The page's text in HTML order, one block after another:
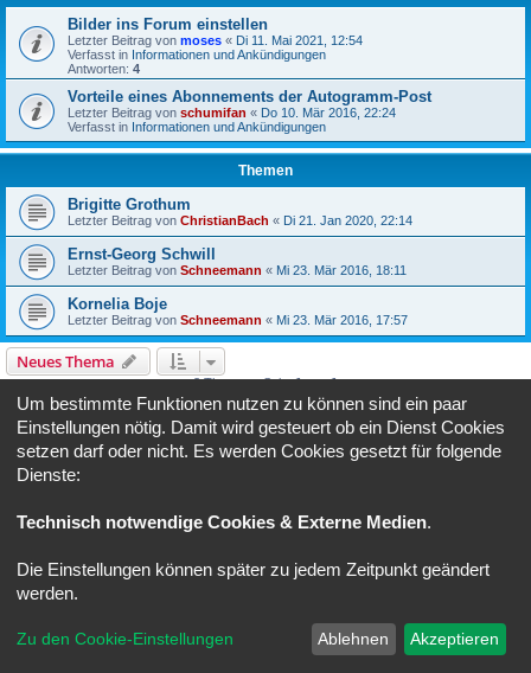
Bilder ins Forum einstellen
Letzter Beitrag von moses « Di 11. Mai 2021, 12:54
Verfasst in Informationen und Ankündigungen
Antworten: 4
Vorteile eines Abonnements der Autogramm-Post
Letzter Beitrag von schumifan « Do 10. Mär 2016, 22:24
Verfasst in Informationen und Ankündigungen
Themen
Brigitte Grothum
Letzter Beitrag von ChristianBach « Di 21. Jan 2020, 22:14
Ernst-Georg Schwill
Letzter Beitrag von Schneemann « Mi 23. Mär 2016, 18:11
Kornelia Boje
Letzter Beitrag von Schneemann « Mi 23. Mär 2016, 17:57
Neues Thema
3 Themen • Seite1von1
Gehe zu
BERECHTIGUNGEN IN DIESEM FORUM
Du darfst deine Beiträge in diesem Forumnicht ändern.
Foren-Übersicht Alle Zeiten sindUTC+02:00
® Forum Software © phpBB Limited
Deutsche Übersetzung durchphpBB.de
Um bestimmte Funktionen nutzen zu können sind ein paar
Einstellungen nötig. Damit wird gesteuert ob ein Dienst Cookies
setzen darf oder nicht. Es werden Cookies gesetzt für folgende
Dienste:
Technisch notwendige Cookies & Externe Medien.
Die Einstellungen können später zu jedem Zeitpunkt geändert
werden.
Zu den Cookie-Einstellungen Ablehnen Akzeptieren